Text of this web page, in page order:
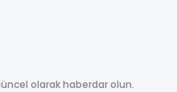
olarak haberdar olun.